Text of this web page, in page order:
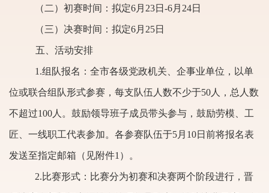
（二）初赛时间：拟定6月 23日-6月 24日
（三）决赛时间：拟定6月 25日
五、活动安排
1.组队报名：全市各级党政机关、企事业单位，以单
位或联合组队形式参赛，每支队伍人数不少于50 人，总人数
不超过100 人。鼓励领导班子成员带头参与，鼓励劳模、工
匠、一线职工代表参加。各参赛队伍于5月 10日前将报名表
发送至指定邮箱（见附件1 ）。
2.比赛形式：比赛分为初赛和决赛两个阶段进行，晋